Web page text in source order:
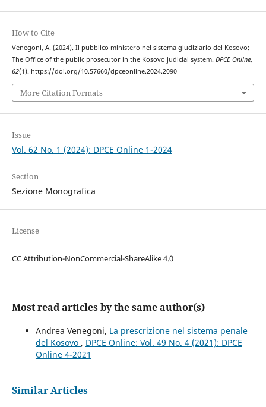
How to Cite
Venegoni, A. (2024). Il pubblico ministero nel sistema giudiziario del Kosovo:
The Office of the public prosecutor in the Kosovo judicial system. DPCE Online,
62(1). https://doi.org/10.57660/dpceonline.2024.2090
More Citation Formats
Issue
Vol. 62 No. 1 (2024): DPCE Online 1-2024
Section
Sezione Monografica
License
CC Attribution-NonCommercial-ShareAlike 4.0
Most read articles by the same author(s)
Andrea Venegoni, La prescrizione nel sistema penale
del Kosovo , DPCE Online: Vol. 49 No. 4 (2021): DPCE
Online 4-2021
Similar Articles